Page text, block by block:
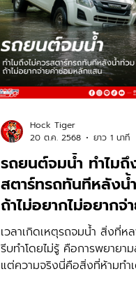
รถยนต์จมน้ำ ทำไมถึง
สตาร์ทรถทันทีหลังน้
ถ้าไม่อยากไม่อยากจ่
ซ่อมหลักแสน?
เวลาเกิดเหตุรถจมน้ำ สิ่งที่หล
รีบทำโดยไม่รู้ คือการพยายาม
แต่ความจริงนี่คือสิ่งที่ห้ามทำเ
Hock Tiger
20 ต.ค. 2568
ยาว 1 นาที